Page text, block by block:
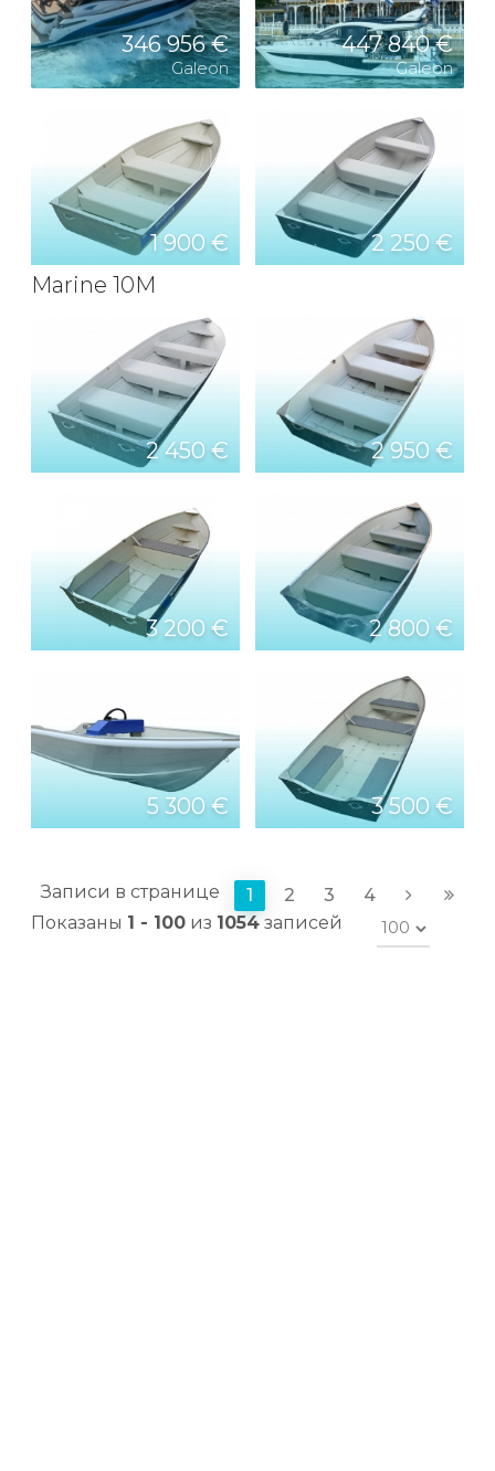
346 956 €
Galeon
447 840 €
Galeon
1 900 €
Marine 10M
2 250 €
2 450 € 2 950 €
3 200 € 2 800 €
5 300 € 3 500 €
1 2 3
4
Показаны 1 - 100 из 1054 записей
Записи в странице